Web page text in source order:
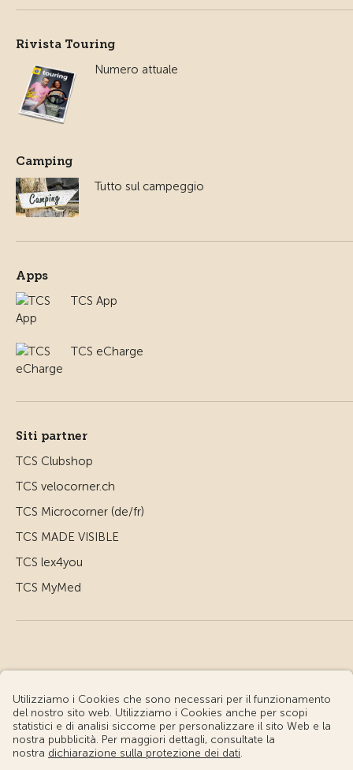
Rivista Touring
Numero attuale
Camping
Tutto sul campeggio
Apps
TCS App
TCS eCharge
Siti partner
TCS Clubshop
TCS velocorner.ch
TCS Microcorner (de/fr)
TCS MADE VISIBLE
TCS lex4you
TCS MyMed
© Touring Club Svizzero